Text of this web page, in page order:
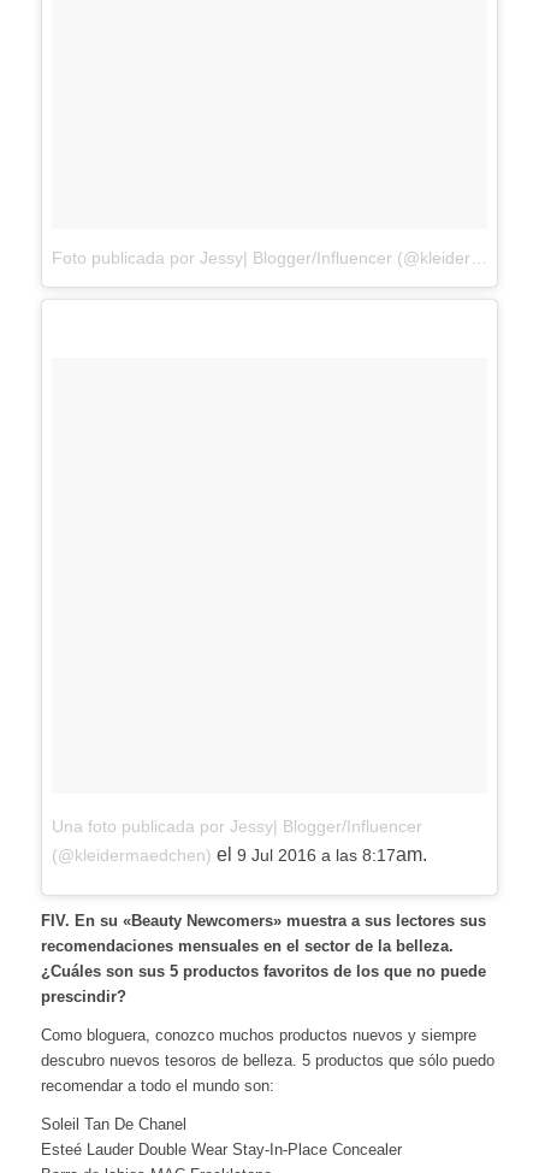
Una foto publicada por Jessy| Blogger/Influencer
(@kleidermaedchen) el 9 Jul 2016 a las 8:17am.
FIV. En su «Beauty Newcomers» muestra a sus lectores sus
recomendaciones mensuales en el sector de la belleza.
¿Cuáles son sus 5 productos favoritos de los que no puede
prescindir?
Como bloguera, conozco muchos productos nuevos y siempre
descubro nuevos tesoros de belleza. 5 productos que sólo puedo
recomendar a todo el mundo son:
Soleil Tan De Chanel
Esteé Lauder Double Wear Stay-In-Place Concealer